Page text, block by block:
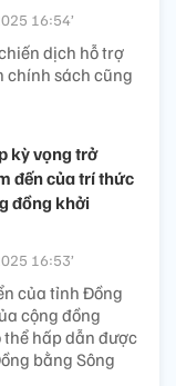
16:54’
dịch hỗ trợ
chính sách cũng
kỳ vọng trở
đến của trí thức
đồng khởi
16:53’
của tỉnh Đồng
cộng đồng
hấp dẫn được
bằng Sông